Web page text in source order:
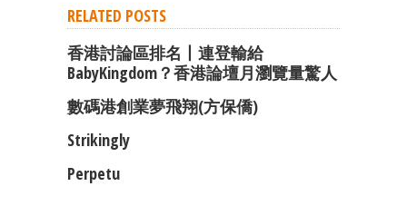
RELATED POSTS
香港討論區排名丨連登輸給
BabyKingdom？香港論壇月瀏覽量驚人
數碼港創業夢飛翔(方保僑)
Strikingly
Perpetu